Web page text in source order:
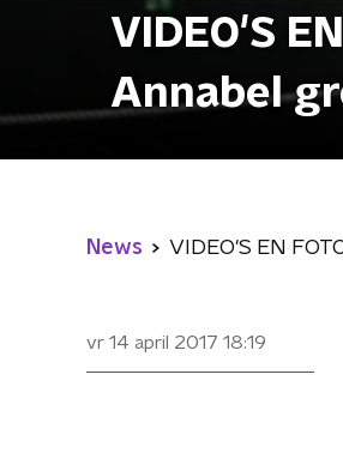
VIDEO'S
Annabel
News VIDEO'S EN
vr 14 april 2017 18:19